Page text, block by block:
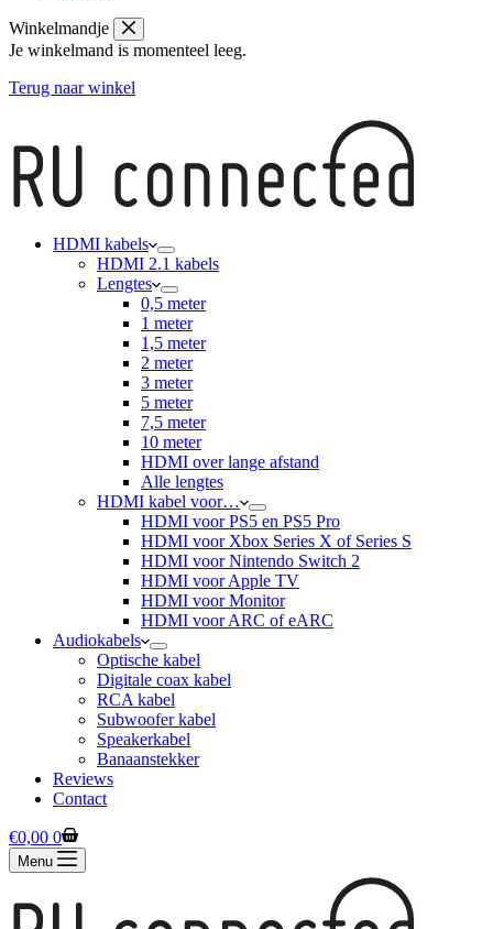
Winkelmandje
Je winkelmand is momenteel leeg.
Terug naar winkel
HDMI kabels
HDMI 2.1 kabels
Lengtes
0,5 meter
1 meter
1,5 meter
2 meter
3 meter
5 meter
7,5 meter
10 meter
HDMI over lange afstand
Alle lengtes
HDMI kabel voor…
HDMI voor PS5 en PS5 Pro
HDMI voor Xbox Series X of Series S
HDMI voor Nintendo Switch 2
HDMI voor Apple TV
HDMI voor Monitor
HDMI voor ARC of eARC
Audiokabels
Optische kabel
Digitale coax kabel
RCA kabel
Subwoofer kabel
Speakerkabel
Banaanstekker
Reviews
Contact
Winkelwagen
€0,00 0
Menu